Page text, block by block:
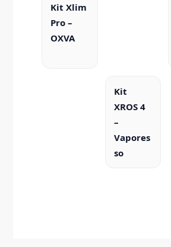
Kit Xlim
Pro –
OXVA
Kit
XROS 4
–
Vapores
so